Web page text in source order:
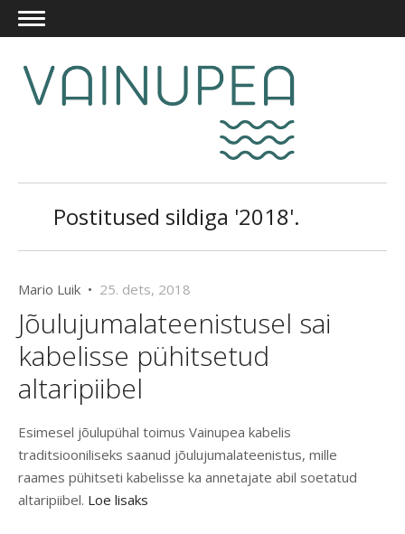
Postitused sildiga '2018'.
Mario Luik • 25. dets, 2018
Jõulujumalateenistusel sai
kabelisse pühitsetud
altaripiibel
Esimesel jõulupühal toimus Vainupea kabelis
traditsiooniliseks saanud jõulujumalateenistus, mille
raames pühitseti kabelisse ka annetajate abil soetatud
altaripiibel. Loe lisaks